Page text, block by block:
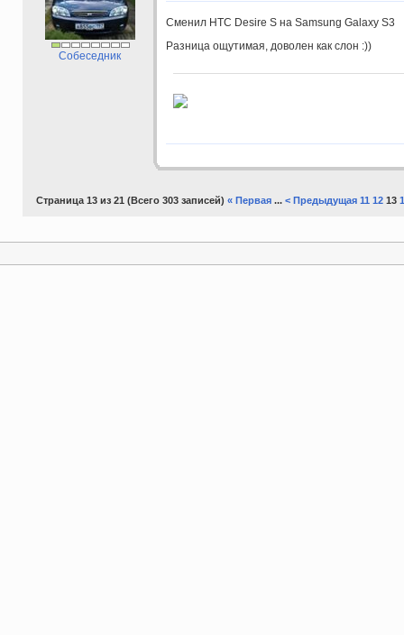
Собеседник
Сменил HTC Desire S на Samsung Galaxy S3
Разница ощутимая, доволен как слон :))
Страница 13 из 21 (Всего 303 записей) « Первая... < Предыдущая 11 1213